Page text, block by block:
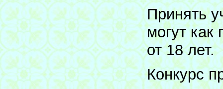
Принять
могут
от 18 лет.
Конкурс